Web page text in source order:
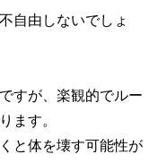
自由しないでしょ
すが、楽観的でルー
ます。
と体を壊す可能性が